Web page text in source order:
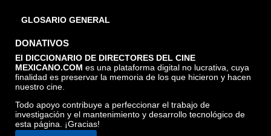
GLOSARIO GENERAL
DONATIVOS
El DICCIONARIO DE DIRECTORES DEL CINE
MEXICANO.COM es una plataforma digital no lucrativa, cuya
finalidad es preservar la memoria de los que hicieron y hacen
nuestro cine.
Todo apoyo contribuye a perfeccionar el trabajo de
investigación y el mantenimiento y desarrollo tecnológico de
esta página. ¡Gracias!